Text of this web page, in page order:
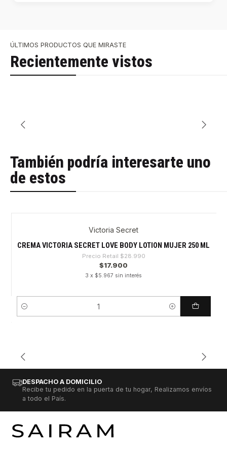
ÚLTIMOS PRODUCTOS QUE MIRASTE
Recientemente vistos
También podría interesarte uno
de estos
Victoria Secret
CREMA VICTORIA SECRET LOVE BODY LOTION MUJER 250 ML
Precio Retail $28.990
$17.900
3 x $5.967 sin interés
Cantidad
DESPACHO A DOMICILIO
Recibe tu pedido en la puerta de tu hogar, Realizamos envíos
a todo el País.